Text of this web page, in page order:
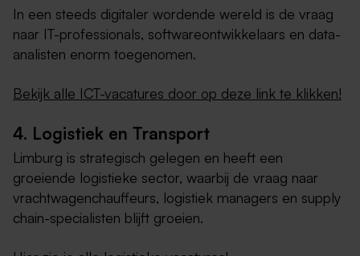
In een steeds digitaler wordende wereld is de vraag
naar IT-professionals, softwareontwikkelaars en data-
analisten enorm toegenomen.
Bekijk alle ICT-vacatures door op deze link te klikken!
4. Logistiek en Transport
Limburg is strategisch gelegen en heeft een
groeiende logistieke sector, waarbij de vraag naar
vrachtwagenchauffeurs, logistiek managers en supply
chain-specialisten blijft groeien.